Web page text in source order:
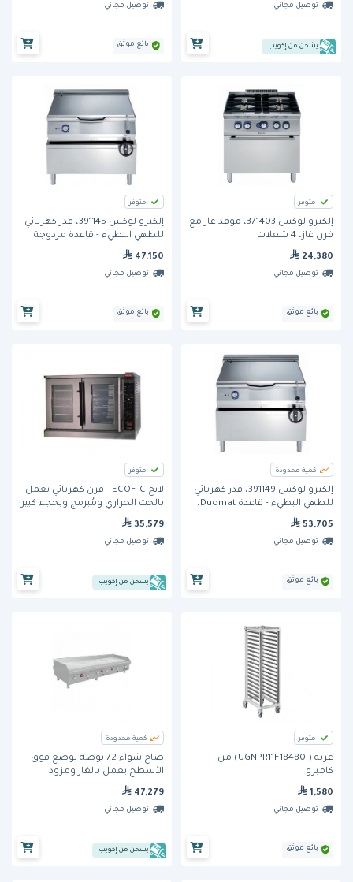
توصيل مجاني
يشحن من إكويب
توصيل مجاني
بائع موثق
متوفر
إلكترو لوكس 371403، موقد غاز مع
فرن غاز، 4 شعلات
24,380
توصيل مجاني
بائع موثق
متوفر
إلكترو لوكس 391145، قدر كهربائي
للطهي البطيء - قاعدة مزدوجة
Duomat، بسعة 80 لتر
47,150
توصيل مجاني
بائع موثق
كمية محدودة
إلكترو لوكس 391149، قدر كهربائي
للطهي البطيء - قاعدة Duomat،
53,705
توصيل مجاني
بائع موثق
متوفر
لانج ECOF-C - فرن كهربائي يعمل
بالحث الحراري ومُبرمج وبحجم كبير
35,579
توصيل مجاني
يشحن من إكويب
متوفر
عربة ( UGNPR11F18480) من
كامبرو
1,580
توصيل مجاني
بائع موثق
كمية محدودة
صاج شواء 72 بوصة يوضع فوق
الأسطح يعمل بالغاز ومزود
بثرموستات حرارية ومخصص
ساوثبند
47,279
توصيل مجاني
يشحن من إكويب